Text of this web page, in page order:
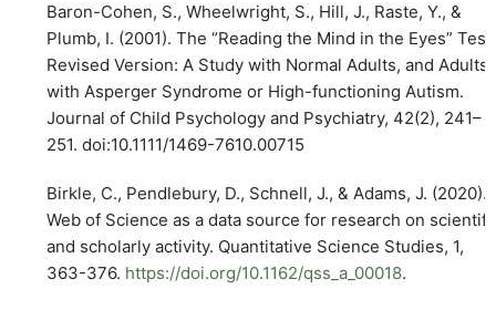
Baron-Cohen, S., Wheelwright, S., Hill, J., Raste, Y., &
Plumb, I. (2001). The “Reading the Mind in the Eyes” Test
Revised Version: A Study with Normal Adults, and Adults
with Asperger Syndrome or High-functioning Autism.
Journal of Child Psychology and Psychiatry, 42(2), 241–
251. doi:10.1111/1469-7610.00715
Birkle, C., Pendlebury, D., Schnell, J., & Adams, J. (2020).
Web of Science as a data source for research on
and scholarly activity. Quantitative Science Studies, 1,
363-376. https://doi.org/10.1162/qss_a_00018.